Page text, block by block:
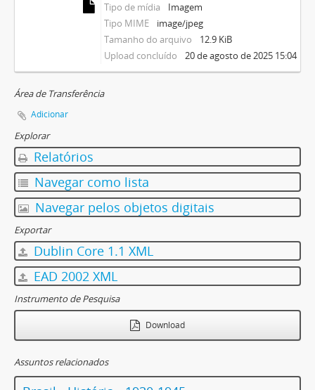
Tipo de mídia
Imagem
Tipo MIME
image/jpeg
Tamanho do arquivo
12.9 KiB
Upload concluído
20 de agosto de 2025 15:04
Área de Transferência
Adicionar
Explorar
Relatórios
Navegar como lista
Navegar pelos objetos digitais
Exportar
Dublin Core 1.1 XML
EAD 2002 XML
Instrumento de Pesquisa
Download
Assuntos relacionados